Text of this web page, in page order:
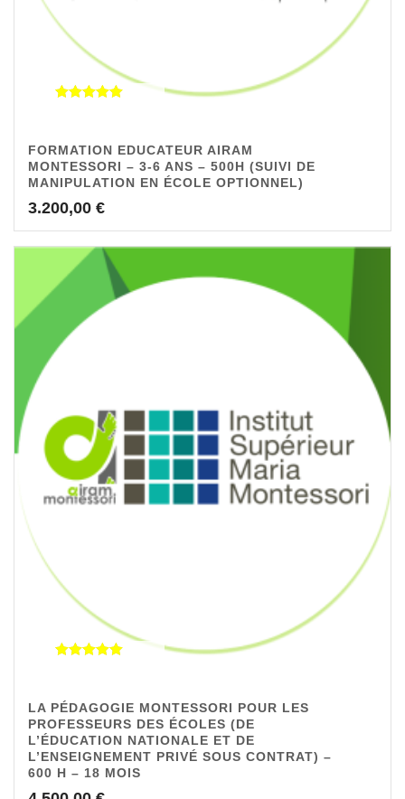
FORMATION EDUCATEUR AIRAM
MONTESSORI – 3-6 ANS – 500H (SUIVI DE
MANIPULATION EN ÉCOLE OPTIONNEL)
3.200,00 €
LA PÉDAGOGIE MONTESSORI POUR LES
PROFESSEURS DES ÉCOLES (DE
L’ÉDUCATION NATIONALE ET DE
L’ENSEIGNEMENT PRIVÉ SOUS CONTRAT) –
600 H – 18 MOIS